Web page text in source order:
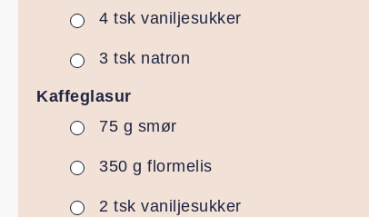
▢
4 tsk vaniljesukker
▢
3 tsk natron
Kaffeglasur
▢
75 g smør
▢
350 g flormelis
▢
2 tsk vaniljesukker